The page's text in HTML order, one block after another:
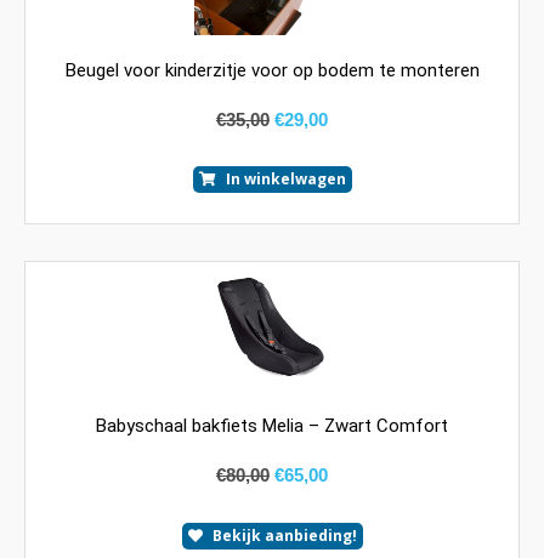
Beugel voor kinderzitje voor op bodem te monteren
€35,00 €29,00
In winkelwagen
Babyschaal bakfiets Melia – Zwart Comfort
€80,00 €65,00
Bekijk aanbieding!